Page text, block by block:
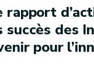
rapport
succès des
pour